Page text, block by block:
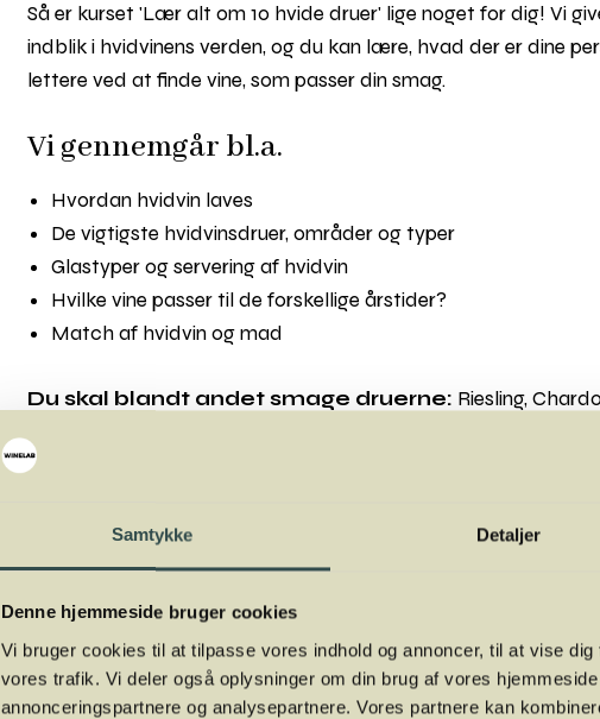
Samtykke Detaljer
Denne hjemmeside bruger cookies
Vi bruger cookies til at tilpasse vores indhold og annoncer, til at vise
vores trafik. Vi deler også oplysninger om din brug af vores
annonceringspartnere og analysepartnere. Vores partnere kan
Så er kurset 'Lær alt om 10 hvide druer' lige noget for dig! Vi
indblik i hvidvinens verden, og du kan lære, hvad der er dine
lettere ved at finde vine, som passer din smag.
Vi gennemgår bl.a.
Hvordan hvidvin laves
De vigtigste hvidvinsdruer, områder og typer
Glastyper og servering af hvidvin
Hvilke vine passer til de forskellige årstider?
Match af hvidvin og mad
Du skal blandt andet smage druerne: Riesling,
: Winelab Academy i TRÆ, Kalkværksvej 5, 19. sal, 8000
Målgruppe: Begynder og øvede (du behøver ingen
Underviser : Mads Jordansen
Antal pladser: Max 24